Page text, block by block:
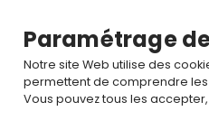
Paramétrage
Notre site Web utilise des
permettent de comprendre
Vous pouvez tous les